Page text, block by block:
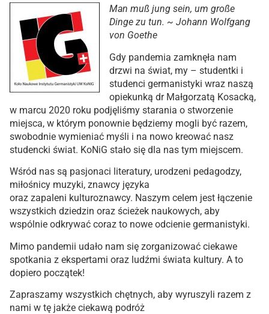
Man muß jung sein, um große
Dinge zu tun. ~ Johann Wolfgang
von Goethe
Gdy pandemia zamknęła nam
drzwi na świat, my – studentki i
studenci germanistyki wraz naszą
opiekunką dr Małgorzatą Kosacką,
w marcu 2020 roku podjęliśmy starania o stworzenie
miejsca, w którym ponownie będziemy mogli być razem,
swobodnie wymieniać myśli i na nowo kreować nasz
studencki świat. KoNiG stało się dla nas tym miejscem.
Wśród nas są pasjonaci literatury, urodzeni pedagodzy,
miłośnicy muzyki, znawcy języka
oraz zapaleni kulturoznawcy. Naszym celem jest łączenie
wszystkich dziedzin oraz ścieżek naukowych, aby
wspólnie odkrywać coraz to nowe odcienie germanistyki.
Mimo pandemii udało nam się zorganizować ciekawe
spotkania z ekspertami oraz ludźmi świata kultury. A to
dopiero początek!
Zapraszamy wszystkich chętnych, aby wyruszyli razem z
nami w tę jakże ciekawą podróż